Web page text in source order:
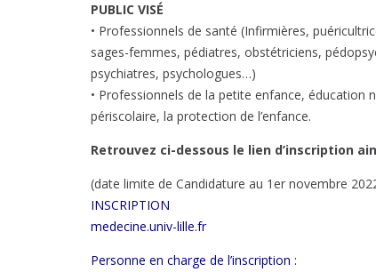
PUBLIC VISÉ
• Professionnels de santé (Infirmières,
sages-femmes, pédiatres, obstétriciens,
psychiatres, psychologues…)
• Professionnels de la petite enfance, éducation
périscolaire, la protection de l’enfance.
Retrouvez ci-dessous le lien d’inscription
(date limite de Candidature au 1er novembre
INSCRIPTION
medecine.univ-lille.fr
Personne en charge de l’inscription :